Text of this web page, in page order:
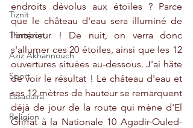
Tiznit
Transport
Aziz Akhannouch
Sport
Essaouira
Religion
endroits dévolus aux étoiles ? Parce
que le château d'eau sera illuminé de
l'intérieur ! De nuit, on verra donc
s'allumer ces 20 étoiles, ainsi que les 12
ouvertures situées au-dessous. J'ai hâte
de voir le résultat ! Le château d'eau et
ses 12 mètres de hauteur se remarquent
déjà de jour de la route qui mène d'El
Gfiffat à la Nationale 10 Agadir-Ouled-